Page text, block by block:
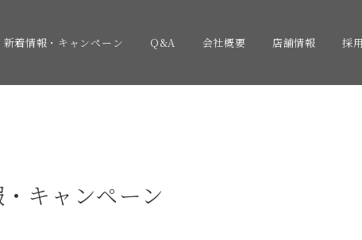
新着情報・キャンペーン Q&A 会社概要 店舗情報 採
キャンペーン